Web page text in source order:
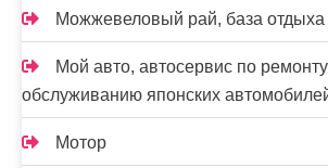
Можжевеловый рай, база отдыха
Мой авто, автосервис по
обслуживанию японских
Мотор